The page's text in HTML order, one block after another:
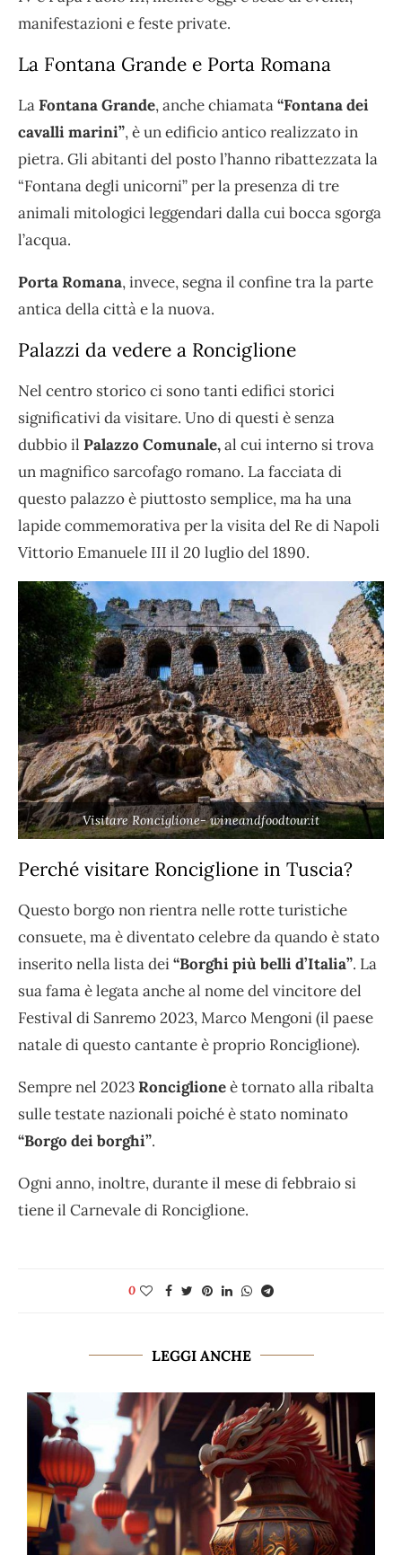
manifestazioni e feste private.
La Fontana Grande e Porta Romana
LaFontana Grande, anche chiamata“Fontana dei
cavalli marini”, è un edificio antico realizzato in
pietra. Gli abitanti del posto l’hanno ribattezzata la
“Fontana degli unicorni” per la presenza di tre
animali mitologici leggendari dalla cui bocca sgorga
l’acqua.
Porta Romana, invece, segna il confine tra la parte
antica della città e la nuova.
Palazzi da vedere a Ronciglione
Nel centro storico ci sono tanti edifici storici
significativi da visitare. Uno di questi è senza
dubbio il Palazzo Comunale,al cui interno si trova
un magnifico sarcofago romano. La facciata di
questo palazzo è piuttosto semplice, ma ha una
lapide commemorativa per la visita del Re di Napoli
Vittorio Emanuele III il 20 luglio del 1890.
Visitare Ronciglione- wineandfoodtour.it
Perché visitare Ronciglione in Tuscia?
Questo borgo non rientra nelle rotte turistiche
consuete, ma è diventato celebre da quando è stato
inserito nella lista dei“Borghi più belli d’Italia”. La
sua fama è legata anche al nome del vincitore del
Festival di Sanremo 2023, Marco Mengoni (il paese
natale di questo cantante è proprio Ronciglione).
Sempre nel 2023Ronciglioneè tornato alla ribalta
sulle testate nazionali poiché è stato nominato
“Borgo dei borghi”.
Ogni anno, inoltre, durante il mese di febbraio si
tiene il Carnevale di Ronciglione.
0
LEGGI ANCHE